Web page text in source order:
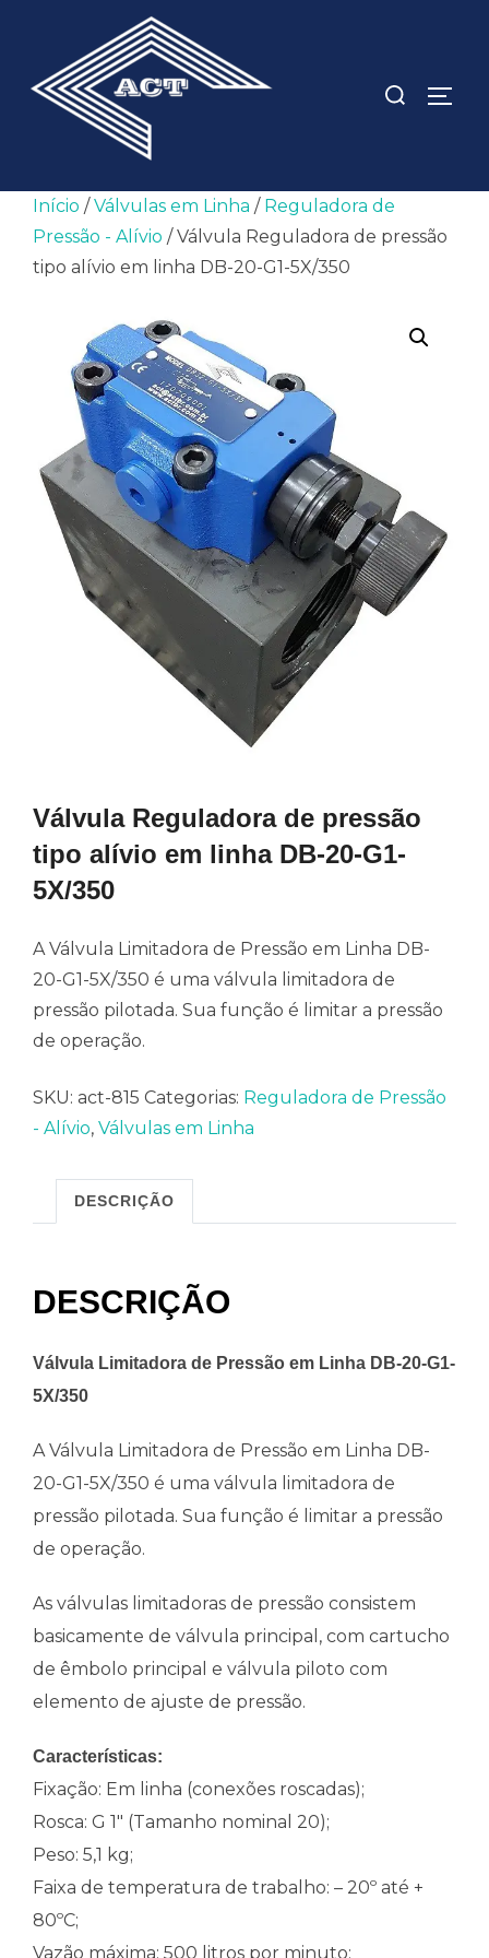
conteúdo
Pesquisar
Início /Válvulas em Linha / Reguladora de
Pressão - Alívio / Válvula Reguladora de pressão
tipo alívio em linha DB-20-G1-5X/350
Válvula Reguladora de pressão
tipo alívio em linha DB-20-G1-
5X/350
A Válvula Limitadora de Pressão em Linha DB-
20-G1-5X/350 é uma válvula limitadora de
pressão pilotada. Sua função é limitar a pressão
de operação.
SKU: act-815 Categorias: Reguladora de Pressão
- Alívio, Válvulas em Linha
DESCRIÇÃO
DESCRIÇÃO
Válvula Limitadora de Pressão em Linha DB-20-G1-
5X/350
A Válvula Limitadora de Pressão em Linha DB-
20-G1-5X/350 é uma válvula limitadora de
pressão pilotada. Sua função é limitar a pressão
de operação.
As válvulas limitadoras de pressão consistem
basicamente de válvula principal, com cartucho
de êmbolo principal e válvula piloto com
elemento de ajuste de pressão.
Características:
Fixação: Em linha (conexões roscadas);
Rosca: G 1″ (Tamanho nominal 20);
Peso: 5,1 kg;
Faixa de temperatura de trabalho: – 20º até +
80ºC;
Vazão máxima: 500 litros por minuto;